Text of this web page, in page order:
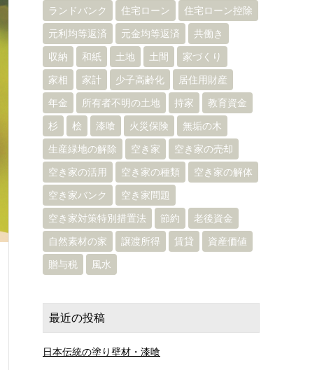
ランドバンク 住宅ローン 住宅ローン控除
元利均等返済 元金均等返済 共働き
収納 和紙 土地 土間 家づくり
家相 家計 少子高齢化 居住用財産
年金 所有者不明の土地 持家 教育資金
杉 桧 漆喰 火災保険 無垢の木
生産緑地の解除 空き家 空き家の売却
空き家の活用 空き家の種類 空き家の解体
空き家バンク 空き家問題
空き家対策特別措置法 節約 老後資金
自然素材の家 譲渡所得 賃貸 資産価値
贈与税 風水
最近の投稿
日本伝統の塗り壁材・漆喰